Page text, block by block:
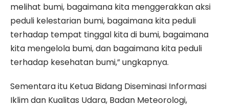
melihat bumi, bagaimana kita menggerakkan aksi
peduli kelestarian bumi, bagaimana kita peduli
terhadap tempat tinggal kita di bumi, bagaimana
kita mengelola bumi, dan bagaimana kita peduli
terhadap kesehatan bumi,” ungkapnya.
Sementara itu Ketua Bidang Diseminasi Informasi
Iklim dan Kualitas Udara, Badan Meteorologi,